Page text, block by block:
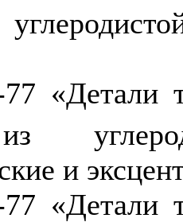
«Детали
и
«Детали